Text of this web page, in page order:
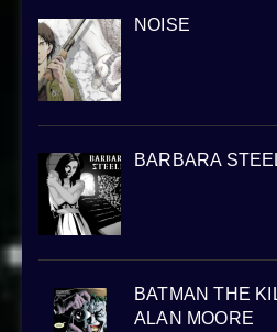
NOISE
BARBARA
BATMAN THE
ALAN MOORE